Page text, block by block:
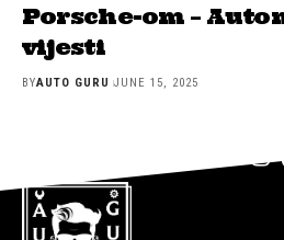
Porsche-om –
vijesti
BYAUTO GURU JUNE 15, 2025